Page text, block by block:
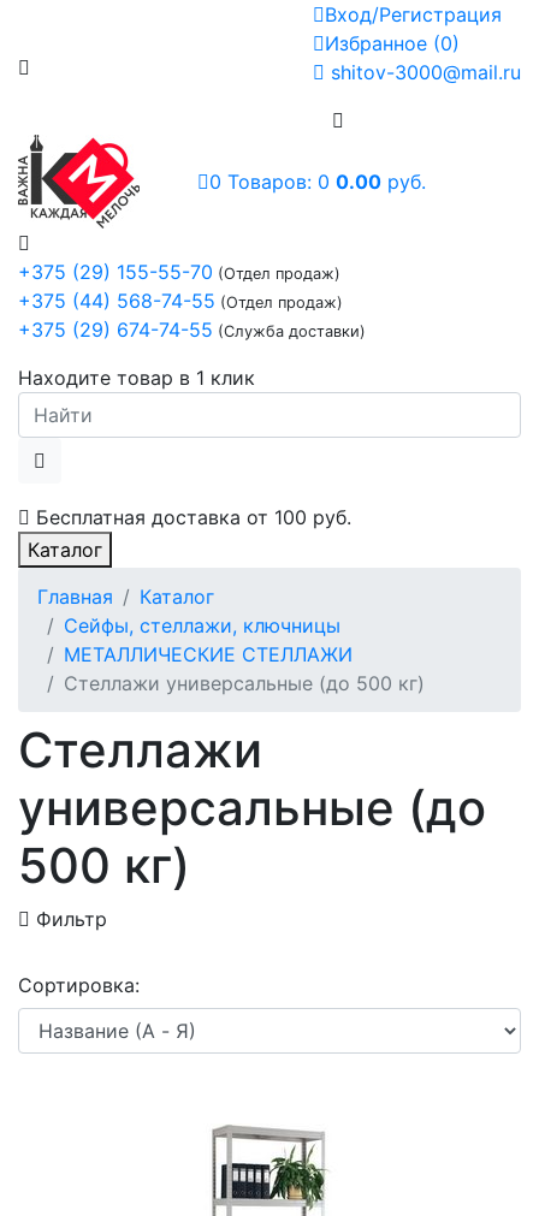
Вход/Регистрация
Избранное (0)
shitov-3000@mail.ru
+375 (29) 155-55-70 (Отдел продаж)
+375 (44) 568-74-55 (Отдел продаж)
+375 (29) 674-74-55 (Служба доставки)
Находите товар в 1 клик
Бесплатная доставка от 100 руб.
0 Товаров: 0 0.00 руб.
Каталог
Главная
Каталог
Сейфы, стеллажи, ключницы
МЕТАЛЛИЧЕСКИЕ СТЕЛЛАЖИ
Стеллажи универсальные (до 500 кг)
Стеллажи
универсальные (до
500 кг)
Фильтр
Сортировка: